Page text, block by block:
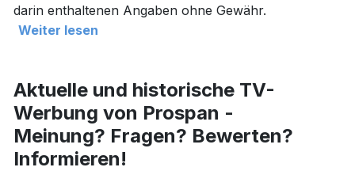
darin enthaltenen Angaben ohne Gewähr.
Weiter lesen
Aktuelle und historische TV-
Werbung von Prospan -
Meinung? Fragen? Bewerten?
Informieren!